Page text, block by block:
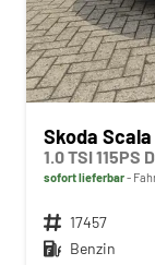
Skoda Scala
sofort lieferbar
Fahrzeugnr. 17457
Kraftstoff Benzin